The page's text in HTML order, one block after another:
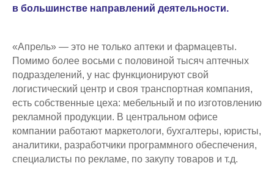
в большинстве направлений деятельности.
«Апрель» — это не только аптеки и фармацевты.
Помимо более восьми с половиной тысяч аптечных
подразделений, у нас функционируют свой
логистический центр и своя транспортная компания,
есть собственные цеха: мебельный и по изготовлению
рекламной продукции. В центральном офисе
компании работают маркетологи, бухгалтеры, юристы,
аналитики, разработчики программного обеспечения,
специалисты по рекламе, по закупу товаров и т.д.